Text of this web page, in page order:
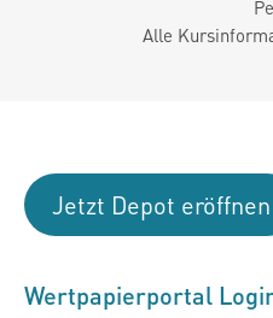
Alle
Jetzt Depot eröffnen
Wertpapierportal